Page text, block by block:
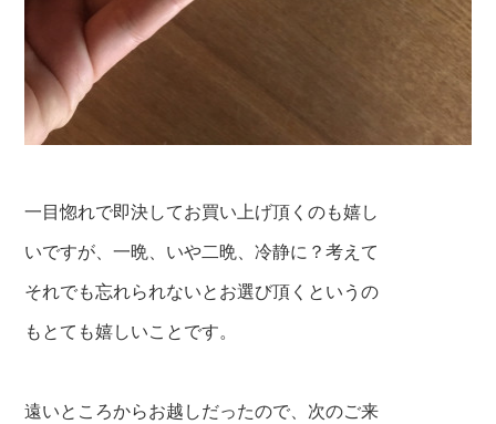
一目惚れで即決してお買い上げ頂くのも嬉し
いですが、一晩、いや二晩、冷静に？考えて
それでも忘れられないとお選び頂くというの
もとても嬉しいことです。
遠いところからお越しだったので、次のご来